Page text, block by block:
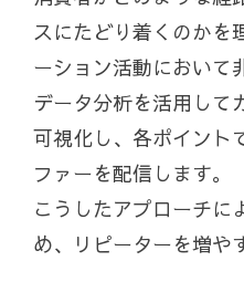
スにたどり着くのかを
ーション活動において
データ分析を活用して
可視化し、各ポイント
ファーを配信します。
こうしたアプローチに
め、リピーターを増や